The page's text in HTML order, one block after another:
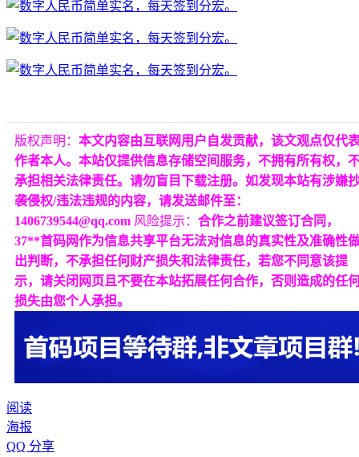
版权声明： 本文内容由互联网用户自发贡献，该文观点仅代
作者本人。本站仅提供信息存储空间服务，不拥有所有权，
承担相关法律责任。请勿盲目下载注册。如发现本站有涉嫌
袭侵权/违法违规的内容，请发送邮件至：
1406739544@qq.com 风险提示： 合作之前建议签订合同，
37**首码网作为信息共享平台无法对信息的真实性及准确性
出判断，不承担任何财产损失和法律责任，若您不同意该提
示，请关闭网页且不要在本站拓展任何合作，否则造成的任
损失由您个人承担。
阅读
海报
QQ 分享